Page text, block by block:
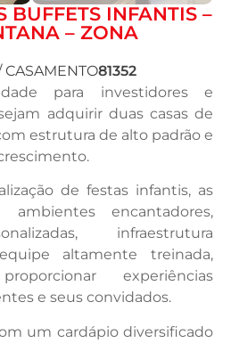
BUFFETS INFANTIS –
– ZONA
CASAMENTO81352
para investidores e
adquirir duas casas de
estrutura de alto padrão e
de festas infantis, as
ambientes encantadores,
infraestrutura
altamente treinada,
experiências
e seus convidados.
um cardápio diversificado